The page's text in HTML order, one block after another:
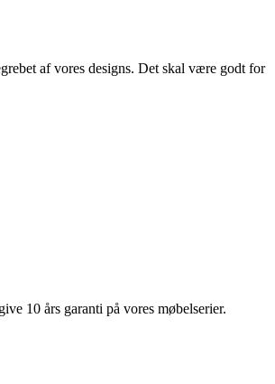
af vores designs. Det skal være godt for
10 års garanti på vores møbelserier.